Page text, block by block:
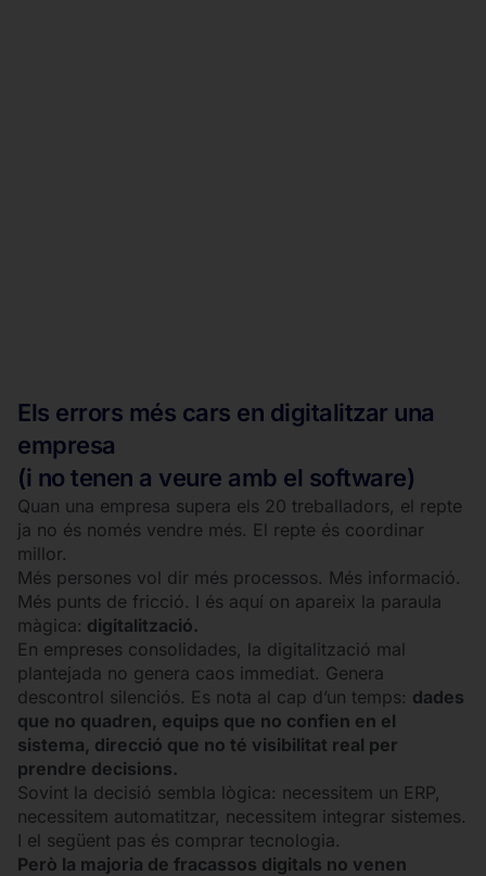
Els errors més cars en digitalitzar una
empresa
(i no tenen a veure amb el software)
Quan una empresa supera els 20 treballadors, el repte
ja no és només vendre més. El repte és coordinar
millor.
Més persones vol dir més processos. Més informació.
Més punts de fricció. I és aquí on apareix la paraula
màgica: digitalització.
En empreses consolidades, la digitalització mal
plantejada no genera caos immediat. Genera
descontrol silenciós. Es nota al cap d’un temps: dades
que no quadren, equips que no confien en el
sistema, direcció que no té visibilitat real per
prendre decisions.
Sovint la decisió sembla lògica: necessitem un ERP,
necessitem automatitzar, necessitem integrar sistemes.
I el següent pas és comprar tecnologia.
Però la majoria de fracassos digitals no venen